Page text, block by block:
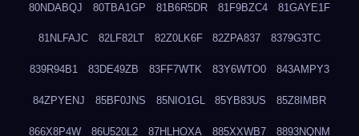
80NDABQJ 80TBA1GP 81B6R5DR 81F9BZC4 81GAYE1F
81NLFAJC 82LF82LT 82Z0LK6F 82ZPA837 8379G3TC
839R94B1 83DE49ZB 83FF7WTK 83Y6WTO0 843AMPY3
84ZPYENJ 85BF0JNS 85NIO1GL 85YB83US 85Z8IMBR
866X8P4W 86U520L2 87HLHOXA 885XXWB7 8893NQNM